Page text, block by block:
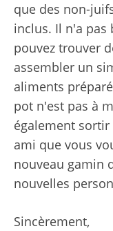
que des non-
inclus. Il n'a pas
pouvez trouver
assembler un
aliments
pot n'est pas à
également
ami que vous
nouveau gamin
nouvelles
Sincèrement,